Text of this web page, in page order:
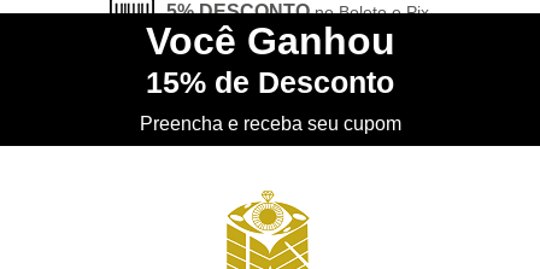
5% DESCONTO no Boleto e Pix
CONHEÇA nossa Loja Física
Você Ganhou
15% de Desconto
Preencha e receba seu cupom